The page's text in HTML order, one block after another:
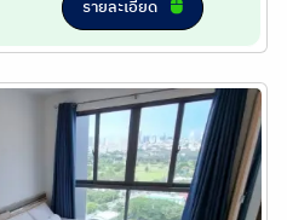
รายละเอียด